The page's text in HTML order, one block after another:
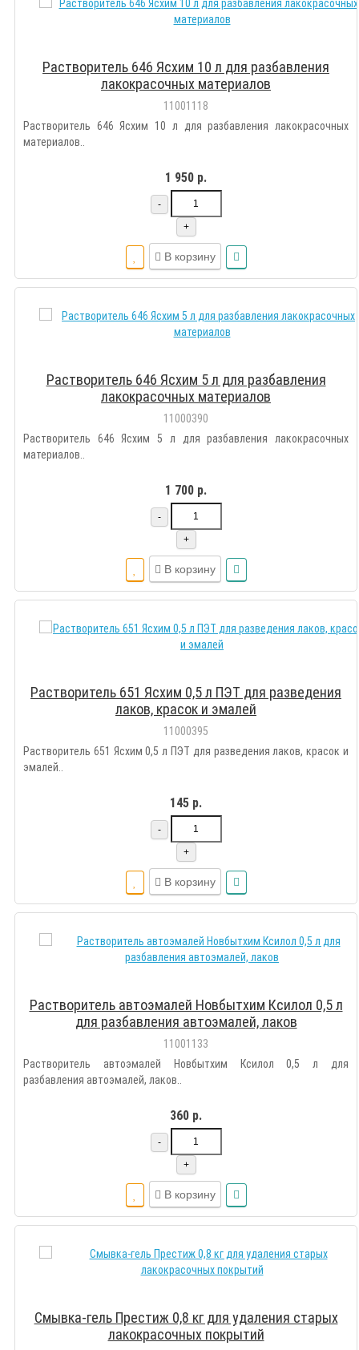
Растворитель 646 Ясхим 10 л для разбавления
лакокрасочных материалов
11001118
Растворитель 646 Ясхим 10 л для разбавления лакокрасочных
материалов..
1 950 р.
-
+
В корзину
Растворитель 646 Ясхим 5 л для разбавления
лакокрасочных материалов
11000390
Растворитель 646 Ясхим 5 л для разбавления лакокрасочных
материалов..
1 700 р.
-
+
В корзину
Растворитель 651 Ясхим 0,5 л ПЭТ для разведения
лаков, красок и эмалей
11000395
Растворитель 651 Ясхим 0,5 л ПЭТ для разведения лаков, красок и
эмалей..
145 р.
-
+
В корзину
Растворитель автоэмалей Новбытхим Ксилол 0,5 л
для разбавления автоэмалей, лаков
11001133
Растворитель автоэмалей Новбытхим Ксилол 0,5 л для
разбавления автоэмалей, лаков..
360 р.
-
+
В корзину
Смывка-гель Престиж 0,8 кг для удаления старых
лакокрасочных покрытий